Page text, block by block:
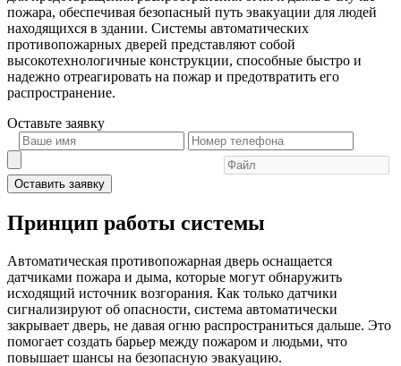
пожара, обеспечивая безопасный путь эвакуации для людей
находящихся в здании. Системы автоматических
противопожарных дверей представляют собой
высокотехнологичные конструкции, способные быстро и
надежно отреагировать на пожар и предотвратить его
распространение.
Оставьте заявку
Оставить заявку
Принцип работы системы
Автоматическая противопожарная дверь оснащается
датчиками пожара и дыма, которые могут обнаружить
исходящий источник возгорания. Как только датчики
сигнализируют об опасности, система автоматически
закрывает дверь, не давая огню распространиться дальше. Это
помогает создать барьер между пожаром и людьми, что
повышает шансы на безопасную эвакуацию.